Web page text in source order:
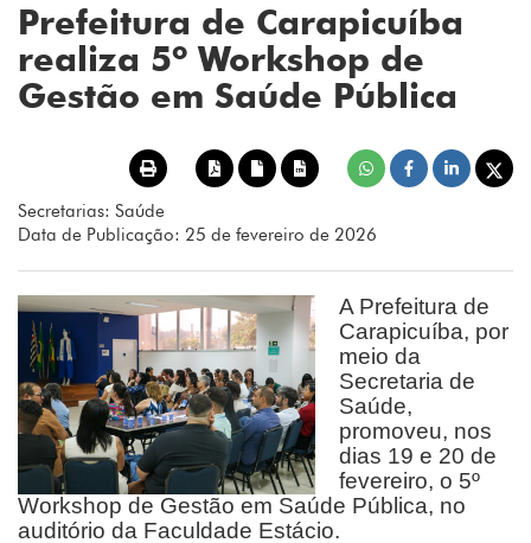
Prefeitura de Carapicuíba
realiza 5º Workshop de
Gestão em Saúde Pública
Secretarias: Saúde
Data de Publicação: 25 de fevereiro de 2026
A Prefeitura de
Carapicuíba, por
meio da
Secretaria de
Saúde,
promoveu, nos
dias 19 e 20 de
fevereiro, o 5º
Workshop de Gestão em Saúde Pública, no
auditório da Faculdade Estácio.